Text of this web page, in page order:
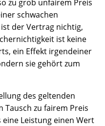
zu grob unfairem Preis
schwachen
der Vertrag nichtig,
ist keine
ein Effekt irgendeiner
sie gehört zum
des geltenden
Tausch zu fairem Preis
Leistung einen Wert